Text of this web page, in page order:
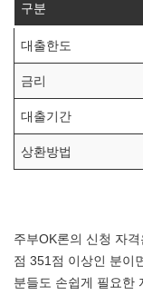
구분
대출한도
금리
대출기간
상환방법
주부OK론의 신청 자
점 351점 이상인 분이
분들도 손쉽게 필요한